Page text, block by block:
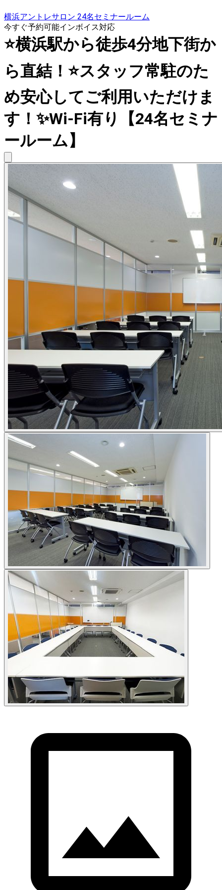
横浜アントレサロン 24名セミナールーム
今すぐ予約可能インボイス対応
⭐️横浜駅から徒歩4分地下街か
ら直結！⭐️スタッフ常駐のた
め安心してご利用いただけま
す！✨Wi-Fi有り【24名セミナ
ールーム】